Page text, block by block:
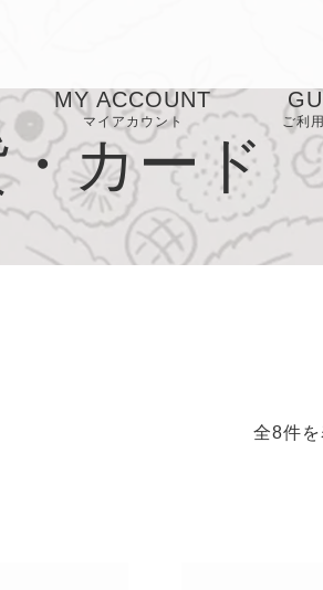
MY ACCOUNT
マイアカウント
お気に入り
ご利
お
カード
全8件